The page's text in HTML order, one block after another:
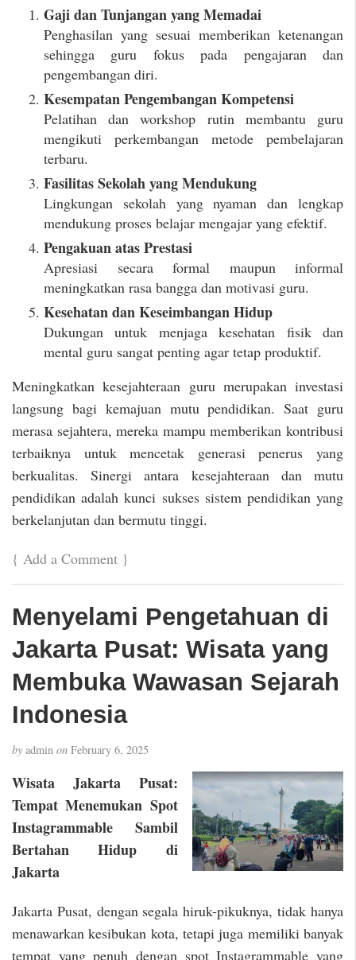
Gaji dan Tunjangan yang Memadai
Penghasilan yang sesuai memberikan ketenangan
sehingga guru fokus pada pengajaran dan
pengembangan diri.
Kesempatan Pengembangan Kompetensi
Pelatihan dan workshop rutin membantu guru
mengikuti perkembangan metode pembelajaran
terbaru.
Fasilitas Sekolah yang Mendukung
Lingkungan sekolah yang nyaman dan lengkap
mendukung proses belajar mengajar yang efektif.
Pengakuan atas Prestasi
Apresiasi secara formal maupun informal
meningkatkan rasa bangga dan motivasi guru.
Kesehatan dan Keseimbangan Hidup
Dukungan untuk menjaga kesehatan fisik dan
mental guru sangat penting agar tetap produktif.
Meningkatkan kesejahteraan guru merupakan investasi
langsung bagi kemajuan mutu pendidikan. Saat guru
merasa sejahtera, mereka mampu memberikan kontribusi
terbaiknya untuk mencetak generasi penerus yang
berkualitas. Sinergi antara kesejahteraan dan mutu
pendidikan adalah kunci sukses sistem pendidikan yang
berkelanjutan dan bermutu tinggi.
{ Add a Comment }
Menyelami Pengetahuan di
Jakarta Pusat: Wisata yang
Membuka Wawasan Sejarah
Indonesia
by admin on February 6, 2025
Wisata Jakarta Pusat:
Tempat Menemukan Spot
Instagrammable Sambil
Bertahan Hidup di
Jakarta
Jakarta Pusat, dengan segala hiruk-pikuknya, tidak hanya
menawarkan kesibukan kota, tetapi juga memiliki banyak
tempat yang penuh dengan spot Instagrammable yang